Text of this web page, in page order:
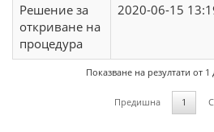
Решение за
откриване на
процедура
2020-06-15
Показване на резултати от
Предишна 1